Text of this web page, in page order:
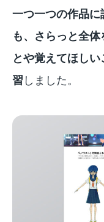
一つ一つの作品
も、さらっと全
とや覚えてほし
習 しました。